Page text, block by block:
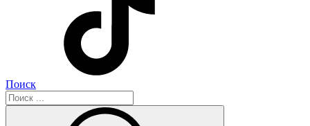
Поиск